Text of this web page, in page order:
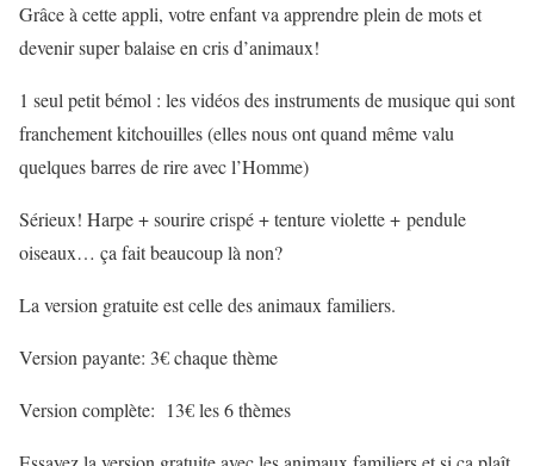
Grâce à cette appli, votre enfant va apprendre plein de mots et
devenir super balaise en cris d’animaux!
1 seul petit bémol : les vidéos des instruments de musique qui sont
franchement kitchouilles (elles nous ont quand même valu
quelques barres de rire avec l’Homme)
Sérieux! Harpe + sourire crispé + tenture violette + pendule
oiseaux… ça fait beaucoup là non?
La version gratuite est celle des animaux familiers.
Version payante: 3€ chaque thème
Version complète: 13€ les 6 thèmes